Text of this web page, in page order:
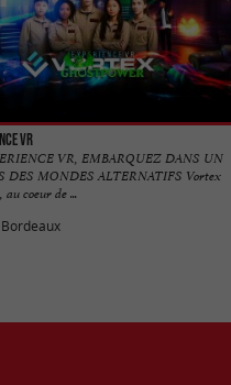
VR
VR, EMBARQUEZ DANS UN
DES MONDES ALTERNATIFS Vortex
coeur de ...